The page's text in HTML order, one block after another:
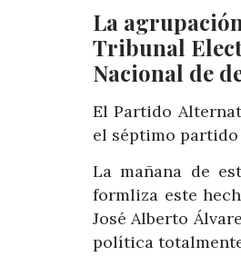
La
Tribunal
Nacional de
El Partido
el séptimo
La mañana de
formliza este
José Alberto
política